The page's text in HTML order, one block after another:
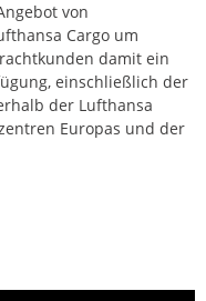
von
Cargo um
damit ein
einschließlich der
der Lufthansa
Europas und der